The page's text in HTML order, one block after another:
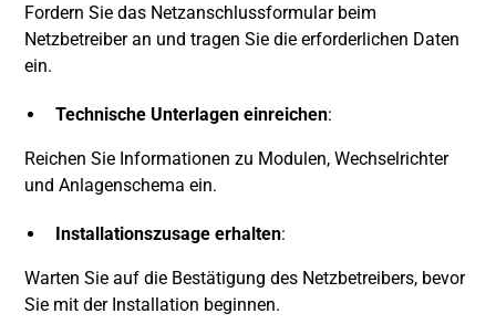
Fordern Sie das Netzanschlussformular beim
Netzbetreiber an und tragen Sie die erforderlichen Daten
ein.
Technische Unterlagen einreichen:
Reichen Sie Informationen zu Modulen, Wechselrichter
und Anlagenschema ein.
Installationszusage erhalten:
Warten Sie auf die Bestätigung des Netzbetreibers, bevor
Sie mit der Installation beginnen.